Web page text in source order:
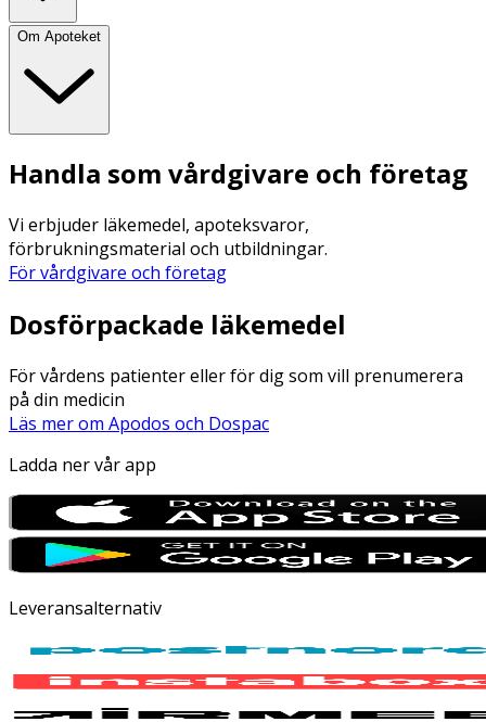
Om Apoteket
Handla som vårdgivare och företag
Vi erbjuder läkemedel, apoteksvaror,
förbrukningsmaterial och utbildningar.
För vårdgivare och företag
Dosförpackade läkemedel
För vårdens patienter eller för dig som vill prenumerera
på din medicin
Läs mer om Apodos och Dospac
Ladda ner vår app
Leveransalternativ